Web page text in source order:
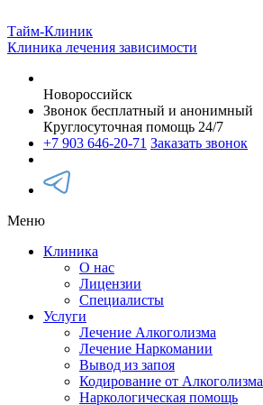
Тайм-Клиник
Клиника лечения зависимости
Новороссийск
Звонок бесплатный и анонимный
Круглосуточная помощь 24/7
+7 903 646-20-71 Заказать звонок
Меню
Клиника
О нас
Лицензии
Специалисты
Услуги
Лечение Алкоголизма
Лечение Наркомании
Вывод из запоя
Кодирование от Алкоголизма
Наркологическая помощь